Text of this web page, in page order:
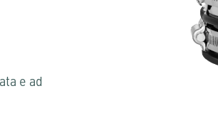
e ad